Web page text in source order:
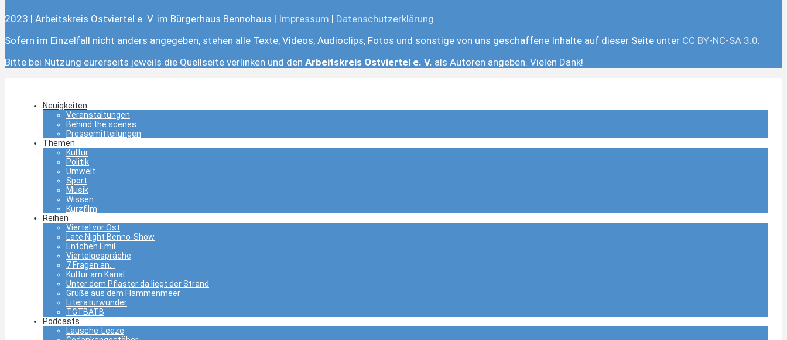
2023 | Arbeitskreis Ostviertel e. V. im Bürgerhaus Bennohaus | Impressum | Datenschutzerklärung
Sofern im Einzelfall nicht anders angegeben, stehen alle Texte, Videos, Audioclips, Fotos und sonstige von uns geschaffene Inhalte auf dieser Seite unter CC BY-NC-SA 3.0.
Bitte bei Nutzung eurerseits jeweils die Quellseite verlinken und den Arbeitskreis Ostviertel e. V. als Autoren angeben. Vielen Dank!
Neuigkeiten
Veranstaltungen
Behind the scenes
Pressemitteilungen
Themen
Kultur
Politik
Umwelt
Sport
Musik
Wissen
Kurzfilm
Reihen
Viertel vor Ost
Late Night Benno-Show
Entchen Emil
Viertelgespräche
7 Fragen an…
Kultur am Kanal
Unter dem Pflaster da liegt der Strand
Grüße aus dem Flammenmeer
Literaturwunder
TGTBATB
Podcasts
Lausche-Leeze